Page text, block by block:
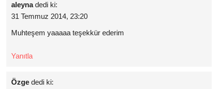
aleyna dedi ki:
31 Temmuz 2014, 23:20
Muhteşem yaaaaa teşekkür ederim
Yanıtla
Özge dedi ki: